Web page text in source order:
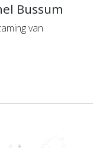
Bussum
van